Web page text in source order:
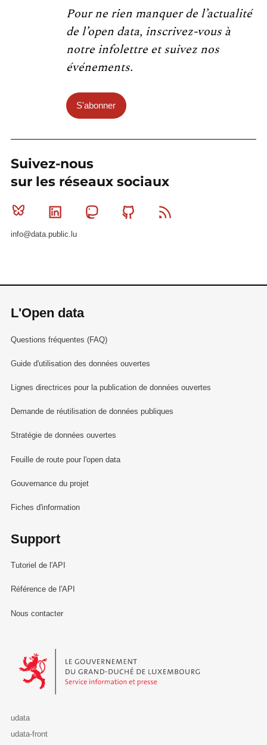
Pour ne rien manquer de l’actualité
de l’open data, inscrivez-vous à
notre infolettre et suivez nos
événements.
S'abonner
Suivez-nous
sur les réseaux sociaux
Bluesky Linkedin MastodonGithub
info@data.public.lu
L'Open data
Questions fréquentes (FAQ)
Guide d'utilisation des données ouvertes
Lignes directrices pour la publication de données ouvertes
Demande de réutilisation de données publiques
Stratégie de données ouvertes
Feuille de route pour l'open data
Gouvernance du projet
Fiches d'information
Support
Tutoriel de l'API
Référence de l'API
Nous contacter
Le Gouvernement du Grand-Duché de Luxembourg - Service
udata
udata-front